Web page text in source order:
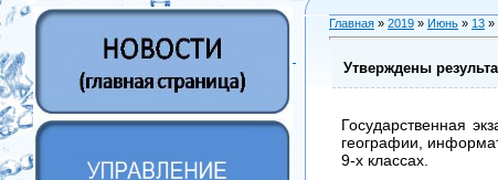
Главная » 2019 » Июнь » 13 »
Утверждены
Государственная
географии,
9-х классах.